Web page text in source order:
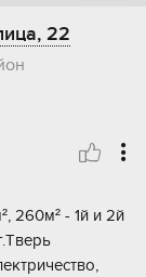
22
260м² - 1й и 2й